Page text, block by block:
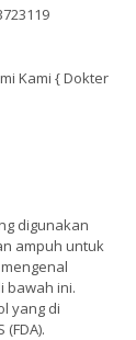
Kami { Dokter
digunakan
ampuh untuk
bawah ini.
yang di